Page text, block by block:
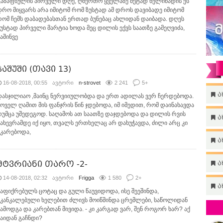
მიყვარს არა იმიტომ რომ ზუსტად ამ დროს დავიბადე იმიტომ
ჩემს დაბადებასთან ერთად ბუნებაც ახლიდან დაიბადა. დღეს
პირველი მარტია ხოდა მეც დილის ექვს საათზე გამეღვიძა,
(თავი 13)
16-08-2018, 00:55 ავტორი n-strovet 2 241 5+
,მაინც ნერვიიულობდა და ერთ ადილას ვერ ჩერდებოდა.
ღამით მის ფანჯრის წინ ჯდებოდა, იმ იმედით, რომ დაინახავდა
უშედეგოდ. საღამოს ათ საათზე დაჯდებოდა და დილის რვის
იქ იყო, თვალს ერთხელაც არ დახუჭავდა, ძილი არც კი
თარო -2-
14-08-2018, 02:32 ავტორი Frigga 1 580 2+
ცოტაც და გული წაუვიდოდა, ისე შეეშინდა,
ხელებით ძლივს მოიწმინდა ცრემლები, საწოლიდან
და კარებთან მივიდა. - კი კარგად ვარ, შენ როგორ ხარ? აქ
გაჩნდი?